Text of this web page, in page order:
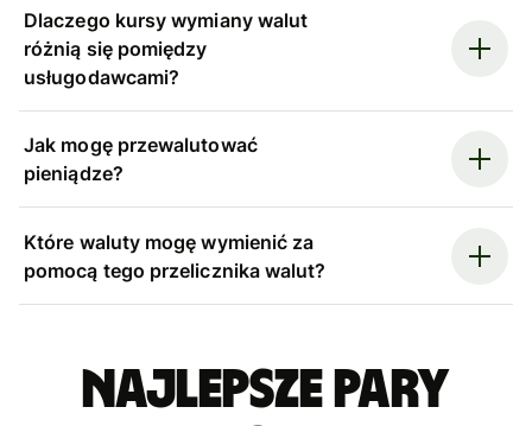
Dlaczego kursy wymiany walut
różnią się pomiędzy
usługodawcami?
Jak mogę przewalutować
pieniądze?
Które waluty mogę wymienić za
pomocą tego przelicznika walut?
Najlepsze pary